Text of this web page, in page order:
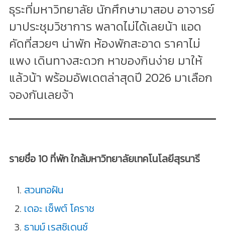
ธุระที่มหาวิทยาลัย นักศึกษามาสอบ อาจารย์
มาประชุมวิชาการ พลาดไม่ได้เลยน้า แอด
คัดที่สวยๆ น่าพัก ห้องพักสะอาด ราคาไม่
แพง เดินทางสะดวก หาของกินง่าย มาให้
แล้วน้า พร้อมอัพเดตล่าสุดปี 2026 มาเลือก
จองกันเลยจ้า
รายชื่อ 10 ที่พัก ใกล้มหาวิทยาลัยเทคโนโลยีสุรนารี
สวนทอฝัน
เดอะ เซ็พต์ โคราช
ธามม์ เรสซิเดนซ์